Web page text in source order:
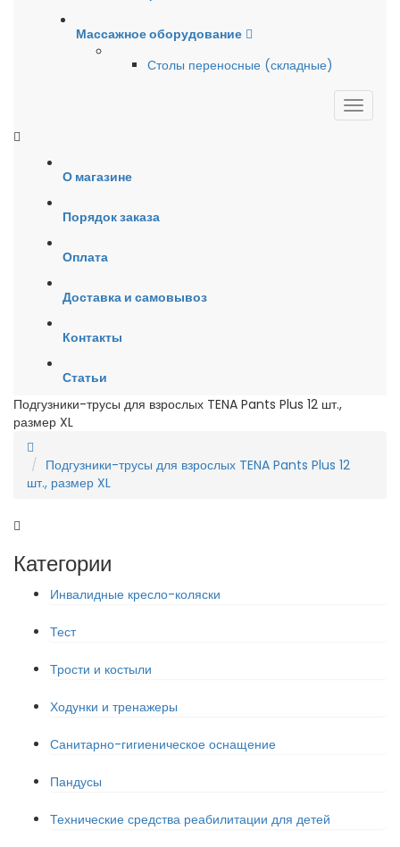
Массажное оборудование
Столы переносные (складные)
О магазине
Порядок заказа
Оплата
Доставка и самовывоз
Контакты
Статьи
Подгузники-трусы для взрослых TENA Pants Plus 12 шт.,
размер XL
Подгузники-трусы для взрослых TENA Pants Plus 12
шт., размер XL
Категории
Инвалидные кресло-коляски
Тест
Трости и костыли
Ходунки и тренажеры
Санитарно-гигиеническое оснащение
Пандусы
Технические средства реабилитации для детей